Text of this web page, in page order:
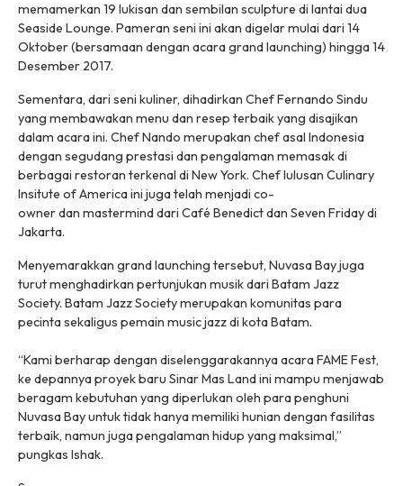
memamerkan 19 lukisan dan sembilan sculpture di lantai dua
Seaside Lounge. Pameran seni ini akan digelar mulai dari 14
Oktober (bersamaan dengan acaragrand launching) hingga 14
Desember 2017.
Sementara, dari seni kuliner, dihadirkan Chef Fernando Sindu
yang membawakan menu dan resep terbaik yang disajikan
dalam acara ini. Chef Nando merupakan chef asal Indonesia
dengan segudang prestasi dan pengalaman memasak di
berbagai restoran terkenal di New York. Chef lulusan Culinary
Insitute of America ini juga telah menjadi co-
ownerdan masterminddari Café Benedict dan Seven Friday di
Jakarta.
Menyemarakkan grand launching tersebut, Nuvasa Bay juga
turut menghadirkan pertunjukan musik dari Batam Jazz
Society. Batam Jazz Society merupakan komunitas para
pecinta sekaligus pemain music jazz di kota Batam.
“Kami berharap dengan diselenggarakannya acara FAME Fest,
ke depannya proyek baru Sinar Mas Land ini mampu menjawab
beragam kebutuhan yang diperlukan oleh para penghuni
Nuvasa Bay untuk tidak hanya memiliki hunian dengan fasilitas
terbaik, namun juga pengalaman hidup yang maksimal,”
pungkas Ishak.